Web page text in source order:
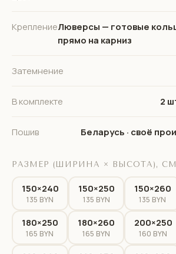
КреплениеЛюверсы — готовые
прямо на карниз
Затемнение
В комплекте 2
Пошив Беларусь · своё
РАЗМЕР (ШИРИНА × ВЫСОТА), СМ
150×240
135 BYN
150×250
135 BYN
150×260
135 BYN
180×250
165 BYN
180×260
165 BYN
200×250
160 BYN